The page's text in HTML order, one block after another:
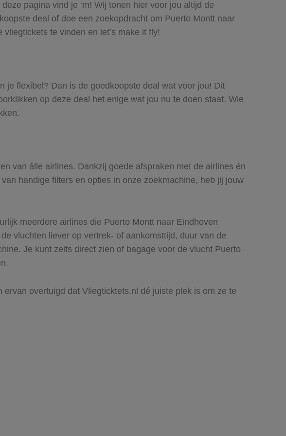
pagina vind je ‘m! Wij tonen hier voor jou altijd de
deal of doe een zoekopdracht om Puerto Montt naar
te vinden en let’s make it fly!
je flexibel? Dan is de goedkoopste deal wat voor jou! Dit
op deze deal het enige wat jou nu te doen staat. Wie
van álle airlines. Dankzij goede afspraken met de airlines én
handige filters en opties in onze zoekmachine, heb jij jouw
meerdere airlines die Puerto Montt naar Eindhoven
vluchten liever op vertrek- of aankomsttijd, duur van de
Je kunt zelfs direct zien of bagage voor de vlucht Puerto
overtuigd dat Vliegticktets.nl dé juiste plek is om ze te